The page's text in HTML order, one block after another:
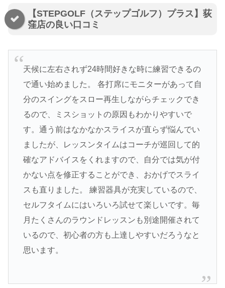
【STEPGOLF（ステップゴルフ）プラス】荻
窪店の良い口コミ
天候に左右されず24時間好きな時に練習できるの
で通い始めました。 各打席にモニターがあって自
分のスイングをスロー再生しながらチェックでき
るので、ミスショットの原因もわかりやすいで
す。通う前はなかなかスライスが直らず悩んでい
ましたが、レッスンタイムはコーチが巡回して的
確なアドバイスをくれますので、自分では気が付
かない点を修正することができ、おかげでスライ
スも直りました。 練習器具が充実しているので、
セルフタイムにはいろいろ試せて楽しいです。毎
月たくさんのラウンドレッスンも別途開催されて
いるので、初心者の方も上達しやすいだろうなと
思います。